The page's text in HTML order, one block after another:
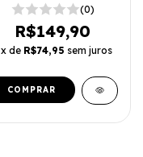
(0)
R$149,90
x de R$74,95 sem juros
COMPRAR